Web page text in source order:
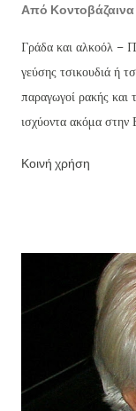
Από
Γράδα και αλκοόλ –
γεύσης τσικουδιά ή
παραγωγοί ρακής και
ισχύοντα ακόμα στην
αγνοούν ότι
τσικουδιά δεν
οινοπνεύματος,
Δυστυχώς, ελάχιστοι
Κοινή χρήση